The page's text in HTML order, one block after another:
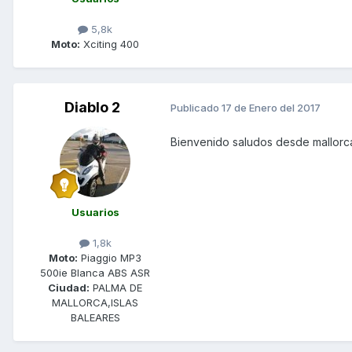
5,8k
Moto: Xciting 400
Diablo 2
Usuarios
1,8k
Moto: Piaggio MP3
500ie Blanca ABS ASR
Ciudad: PALMA DE
MALLORCA,ISLAS
BALEARES
Publicado 17 de Enero del 2017
Bienvenido saludos desde